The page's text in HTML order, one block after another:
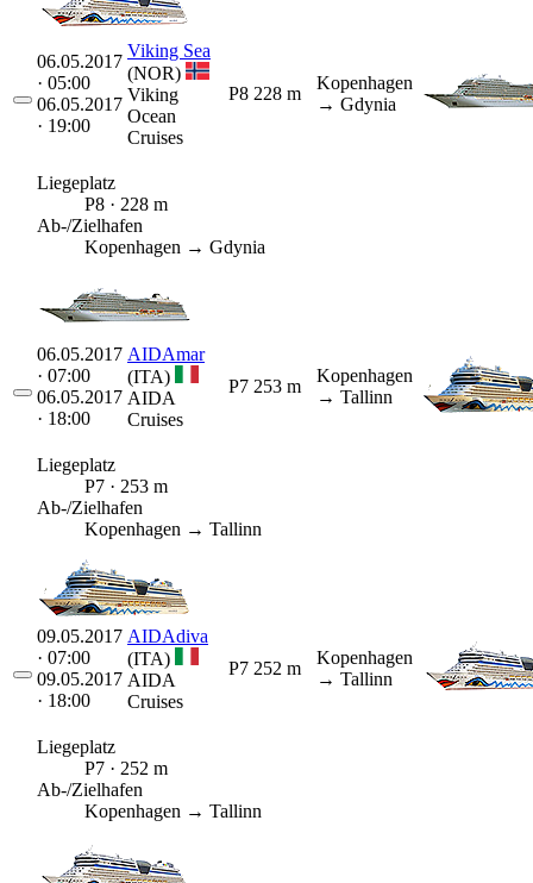
06.05.2017
· 05:00
06.05.2017
· 19:00
Viking Sea
(NOR)
Viking
Ocean
Cruises
P8 228 m
Kopenhagen
→ Gdynia
Liegeplatz
P8 · 228 m
Ab-/Zielhafen
Kopenhagen → Gdynia
06.05.2017
· 07:00
06.05.2017
· 18:00
AIDAmar
(ITA)
AIDA
Cruises
P7 253 m
Kopenhagen
→ Tallinn
Liegeplatz
P7 · 253 m
Ab-/Zielhafen
Kopenhagen → Tallinn
09.05.2017
· 07:00
09.05.2017
· 18:00
AIDAdiva
(ITA)
AIDA
Cruises
P7 252 m
Kopenhagen
→ Tallinn
Liegeplatz
P7 · 252 m
Ab-/Zielhafen
Kopenhagen → Tallinn